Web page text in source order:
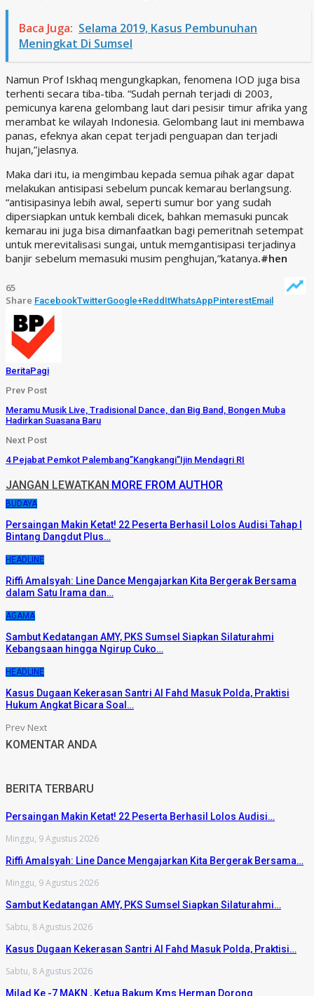
Baca Juga: Selama 2019, Kasus Pembunuhan
Meningkat Di Sumsel
Namun Prof Iskhaq mengungkapkan, fenomena IOD juga bisa
terhenti secara tiba-tiba. “Sudah pernah terjadi di 2003,
pemicunya karena gelombang laut dari pesisir timur afrika yang
merambat ke wilayah Indonesia. Gelombang laut ini membawa
panas, efeknya akan cepat terjadi penguapan dan terjadi
hujan,”jelasnya.
Maka dari itu, ia mengimbau kepada semua pihak agar dapat
melakukan antisipasi sebelum puncak kemarau berlangsung.
“antisipasinya lebih awal, seperti sumur bor yang sudah
dipersiapkan untuk kembali dicek, bahkan memasuki puncak
kemarau ini juga bisa dimanfaatkan bagi pemeritnah setempat
untuk merevitalisasi sungai, untuk memgantisipasi terjadinya
banjir sebelum memasuki musim penghujan,”katanya.#hen
65
Share FacebookTwitterGoogle+ReddItWhatsAppPinterestEmail
BeritaPagi
Prev Post
Meramu Musik Live, Tradisional Dance, dan Big Band, Bongen Muba
Hadirkan Suasana Baru
Next Post
4 Pejabat Pemkot Palembang”Kangkangi”Ijin Mendagri RI
JANGAN LEWATKAN MORE FROM AUTHOR
BUDAYA
Persaingan Makin Ketat! 22 Peserta Berhasil Lolos Audisi Tahap I
Bintang Dangdut Plus…
HEADLINE
Riffi Amalsyah: Line Dance Mengajarkan Kita Bergerak Bersama
dalam Satu Irama dan…
AGAMA
Sambut Kedatangan AMY, PKS Sumsel Siapkan Silaturahmi
Kebangsaan hingga Ngirup Cuko…
HEADLINE
Kasus Dugaan Kekerasan Santri Al Fahd Masuk Polda, Praktisi
Hukum Angkat Bicara Soal…
Prev Next
KOMENTAR ANDA
BERITA TERBARU
Persaingan Makin Ketat! 22 Peserta Berhasil Lolos Audisi…
Minggu, 9 Agustus 2026
Riffi Amalsyah: Line Dance Mengajarkan Kita Bergerak Bersama…
Minggu, 9 Agustus 2026
Sambut Kedatangan AMY, PKS Sumsel Siapkan Silaturahmi…
Sabtu, 8 Agustus 2026
Kasus Dugaan Kekerasan Santri Al Fahd Masuk Polda, Praktisi…
Sabtu, 8 Agustus 2026
Milad Ke -7 MAKN , Ketua Bakum Kms Herman Dorong